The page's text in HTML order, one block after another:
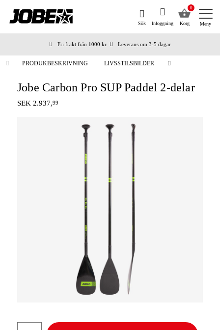
0
Korg
Inloggning
Sök Meny
Fri frakt från 1000 kr.
Leverans om 3-5 dagar
PRODUKBESKRIVNING LIVSSTILSBILDER
Jobe Carbon Pro SUP Paddel 2-delar
SEK 2.937,99